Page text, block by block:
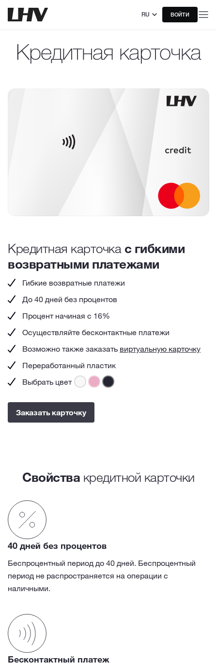
RU ВОЙТИ
Кредитная карточка
Кредитная карточка с гибкими
возвратными платежами
Гибкие возвратные платежи
До 40 дней без процентов
Процент начиная с 16%
Осуществляйте бесконтактные платежи
Возможно также заказать виртуальную карточку
Переработанный пластик
Выбрать цвет
Заказать карточку
Свойства кредитной карточки
40 дней без процентов
Беспроцентный период до 40 дней. Беспроцентный
период не распространяется на операции с
наличными.
Бесконтактный платеж